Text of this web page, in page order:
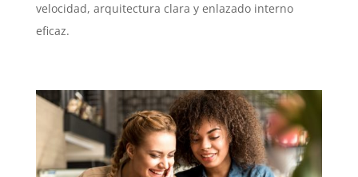
velocidad, arquitectura clara y enlazado interno
eficaz.